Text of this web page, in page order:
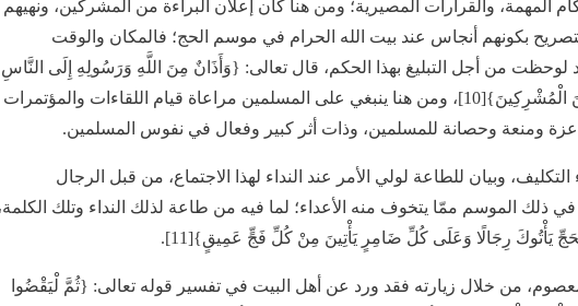
المهمة، والقرارات المصيرية؛ ومن هنا كان إعلان البراءة من المشركين، ونهيهم
بكونهم أنجاس عند بيت الله الحرام في موسم الحج؛ فالمكان والوقت
من أجل التبليغ بهذا الحكم، قال تعالى: {وَأَذَانٌ مِنَ اللَّهِ وَرَسُولِهِ إِلَى النَّاسِ
يَوْمَ الْحَجِّ الْأَكْبَرِ أَنَّ اللَّهَ بَرِيءٌ مِنَ الْمُشْرِكِينَ}[10]، ومن هنا ينبغي على المسلمين مراعاة قيام اللقاءات والمؤتمرات
عزة ومنعة وحصانة للمسلمين، وذات أثر كبير وفعال في نفوس المسلمين.
التكليف، وبيان للطاعة لولي الأمر عند النداء لهذا الاجتماع، من قبل الرجال
في ذلك الموسم ممّا يتخوف منه الأعداء؛ لما فيه من طاعة لذلك النداء وتلك
يَأْتُوكَ رِجَالًا وَعَلَى كُلِّ ضَامِرٍ يَأْتِينَ مِنْ كُلِّ فَجٍّ عَمِيقٍ}[11].
من خلال زيارته فقد ورد عن أهل البيت في تفسير قوله تعالى: {ثُمَّ لْيَقْضُوا